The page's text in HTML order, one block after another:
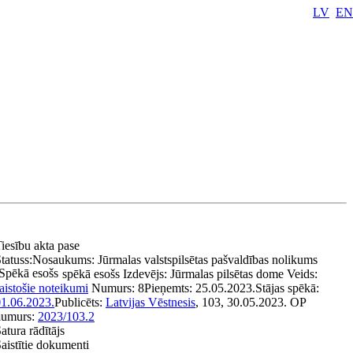
LV EN
akta pase
Nosaukums: Jūrmalas valstspilsētas pašvaldības nolikums
Spēkā esošs spēkā esošs Izdevējs: Jūrmalas pilsētas dome Veids:
noteikumi Numurs: 8Pieņemts: 25.05.2023.Stājas spēkā:
Publicēts: Latvijas Vēstnesis, 103, 30.05.2023. OP
2023/103.2
rādītājs
dokumenti